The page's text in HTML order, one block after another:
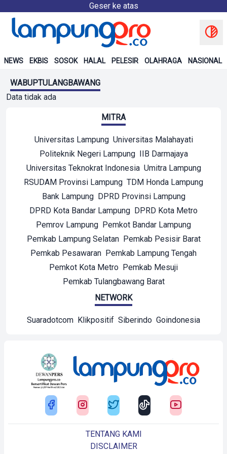
Geser ke atas
NEWS EKBIS SOSOK HALAL PELESIR OLAHRAGA NASIONAL
WABUPTULANGBAWANG
Data tidak ada
MITRA
Universitas Lampung Universitas Malahayati
Politeknik Negeri Lampung IIB Darmajaya
Universitas Teknokrat Indonesia Umitra Lampung
RSUDAM Provinsi Lampung TDM Honda Lampung
Bank Lampung DPRD Provinsi Lampung
DPRD Kota Bandar Lampung DPRD Kota Metro
Pemrov Lampung Pemkot Bandar Lampung
Pemkab Lampung Selatan Pemkab Pesisir Barat
Pemkab Pesawaran Pemkab Lampung Tengah
Pemkot Kota Metro Pemkab Mesuji
Pemkab Tulangbawang Barat
NETWORK
Suaradotcom Klikpositif Siberindo Goindonesia
TENTANG KAMI
DISCLAIMER